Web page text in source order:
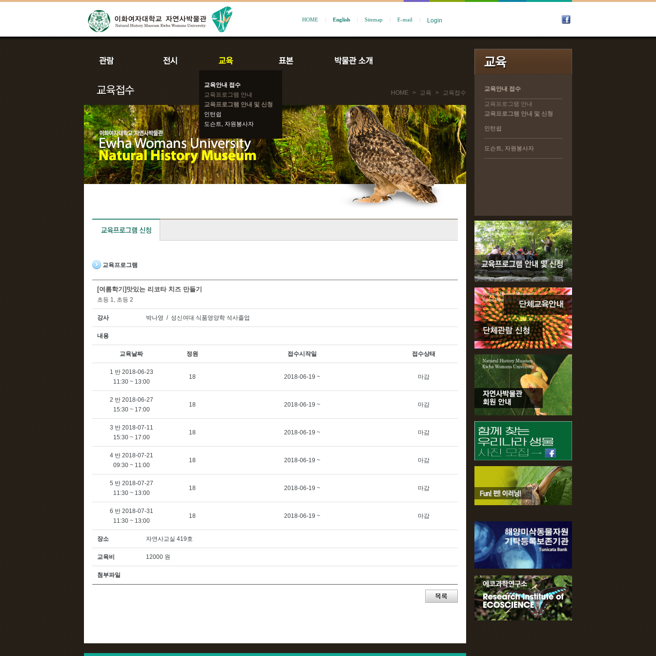
HOME English Sitemap E-mail
교육안내 접수
교육프로그램 안내
교육프로그램 안내 및 신청
인턴쉽
도슨트, 자원봉사자
교육안내 접수
교육프로그램 안내
교육프로그램 안내 및 신청
인턴쉽
도슨트, 자원봉사자
교육안내 접수
교육프로그램 안내
교육프로그램 안내 및 신청
인턴쉽
도슨트, 자원봉사자
HOME > 교육 > 교육접수
교육프로그램
[여름학기]맛있는 리코타 치즈 만들기
초등 1, 초등 2
강사 박나영 / 성신여대 식품영양학 석사졸업
내용
교육날짜 정원 접수시작일 접수상태
1 반 2018-06-23
11:30 ~ 13:00
18 2018-06-19 ~ 마감
2 반 2018-06-27
15:30 ~ 17:00
18 2018-06-19 ~ 마감
3 반 2018-07-11
15:30 ~ 17:00
18 2018-06-19 ~ 마감
4 반 2018-07-21
09:30 ~ 11:00
18 2018-06-19 ~ 마감
5 반 2018-07-27
11:30 ~ 13:00
18 2018-06-19 ~ 마감
6 반 2018-07-31
11:30 ~ 13:00
18 2018-06-19 ~ 마감
장소 자연사교실 419호
교육비 12000 원
첨부파일